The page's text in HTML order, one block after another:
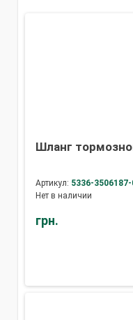
Шланг
Артикул: 5336-3506187-
Нет в наличии
грн.